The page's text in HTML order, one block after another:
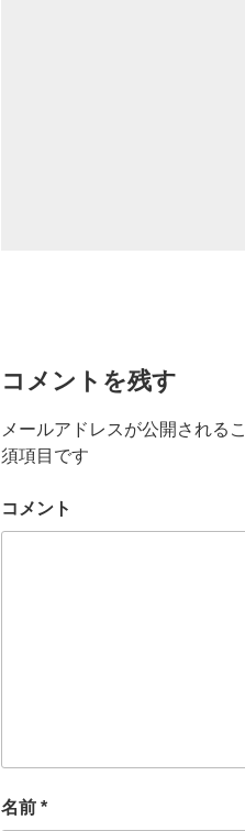
コメントを残す
メールアドレスが公開される
須項目です
コメント
名前 *